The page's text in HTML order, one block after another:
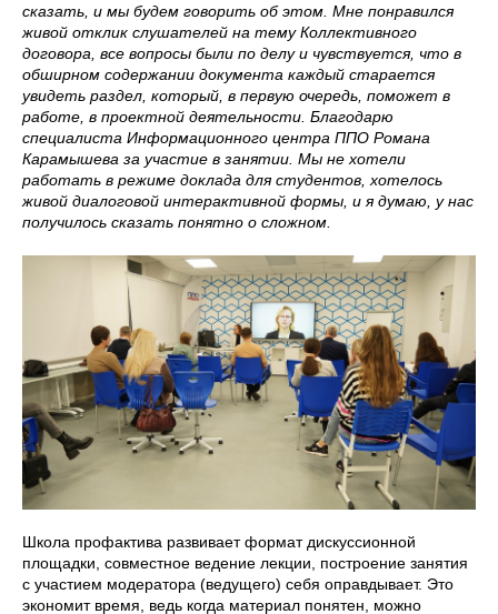
сказать, и мы будем говорить об этом. Мне понравился
живой отклик слушателей на тему Коллективного
договора, все вопросы были по делу и чувствуется, что в
обширном содержании документа каждый старается
увидеть раздел, который, в первую очередь, поможет в
работе, в проектной деятельности. Благодарю
специалиста Информационного центра ППО Романа
Карамышева за участие в занятии. Мы не хотели
работать в режиме доклада для студентов, хотелось
живой диалоговой интерактивной формы, и я думаю, у нас
получилось сказать понятно о сложном.
Школа профактива развивает формат дискуссионной
площадки, совместное ведение лекции, построение занятия
с участием модератора (ведущего) себя оправдывает. Это
экономит время, ведь когда материал понятен, можно